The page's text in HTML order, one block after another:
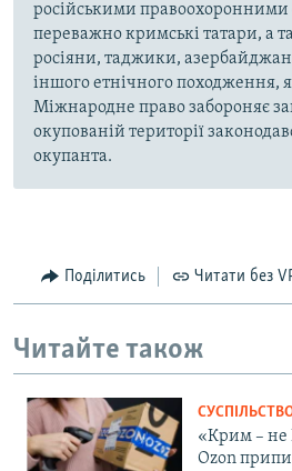
російськими правоохоронними
переважно кримські татари, а
росіяни, таджики,
іншого етнічного походження,
Міжнародне право забороняє
окупованій території
окупанта.
Поділитись Читати без
Читайте також
«Крим – не
Ozon